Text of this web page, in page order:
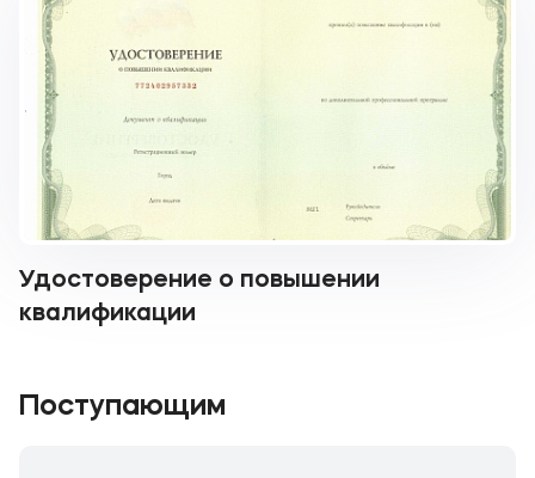
Удостоверение о повышении
квалификации
Поступающим